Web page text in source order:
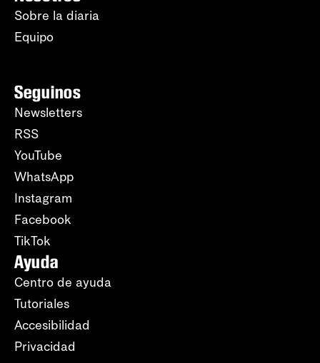
Sobre la diaria
Equipo
Seguinos
Newsletters
RSS
YouTube
WhatsApp
Instagram
Facebook
TikTok
Ayuda
Centro de ayuda
Tutoriales
Accesibilidad
Privacidad